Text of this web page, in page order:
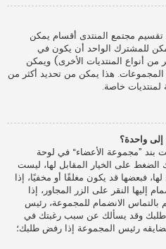
مجتمع المنتدى أقسام يمكن
للمشترك الواحد أن يكون في
أنواع المنتديات الأخرى) ويمكن
هذا يمكن من تحديد أكثر من
لمنتديات خاصة.
واحدة؟
”مجموعة الأعضاء“ في لوحة
الضغط على الخيار المقابل لها، ليست
فبعضها قد يكون مغلقًا أو مخفيًا، إذا
إليها النقر على الزر المجاور، إذا
بالتماس الانضمام للمجموعة، رئيس
طلبك وقد يسألك عن سبب رغبتك في
رئيس المجموعة إذا رفض طلبك؛